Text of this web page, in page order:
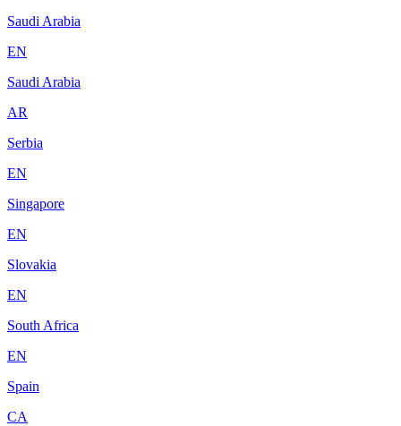
Saudi Arabia
EN
Saudi Arabia
AR
Serbia
EN
Singapore
EN
Slovakia
EN
South Africa
EN
Spain
CA